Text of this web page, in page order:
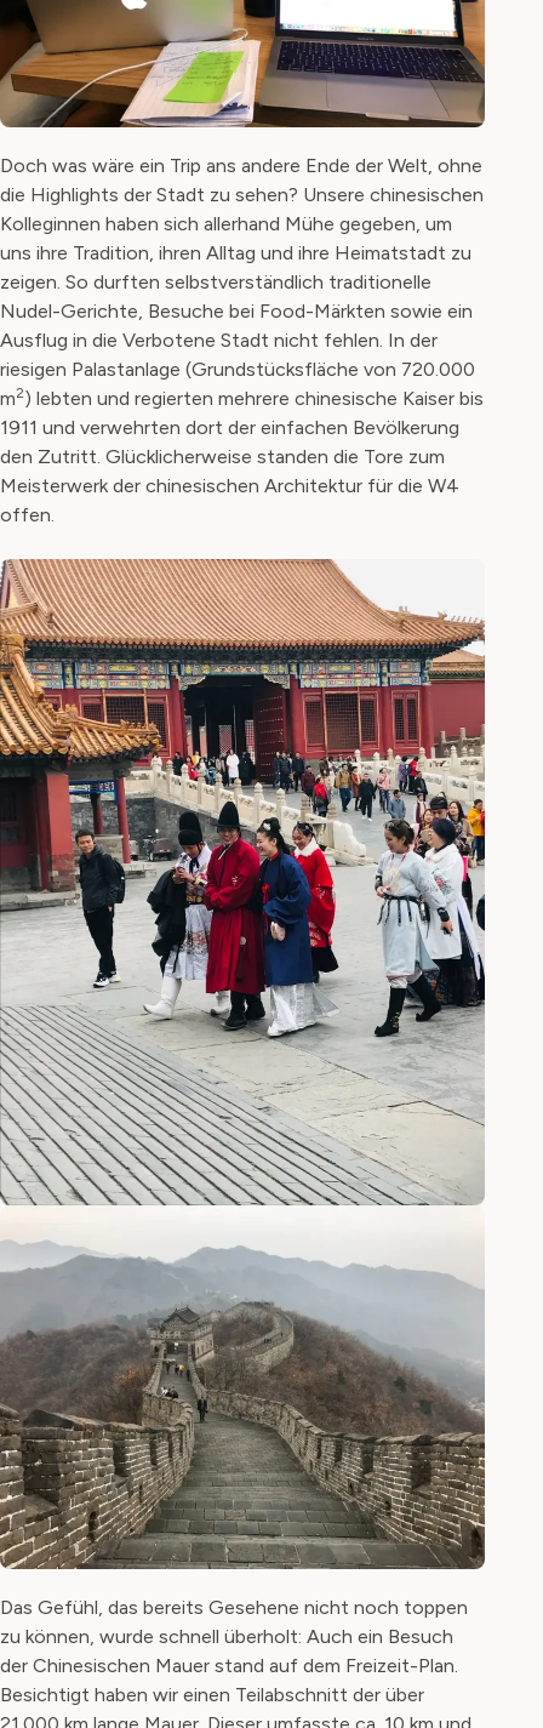
Doch was wäre ein Trip ans andere Ende der Welt, ohne
die Highlights der Stadt zu sehen? Unsere chinesischen
Kolleginnen haben sich allerhand Mühe gegeben, um
uns ihre Tradition, ihren Alltag und ihre Heimatstadt zu
zeigen. So durften selbstverständlich traditionelle
Nudel-Gerichte, Besuche bei Food-Märkten sowie ein
Ausflug in die Verbotene Stadt nicht fehlen. In der
riesigen Palastanlage (Grundstücksfläche von 720.000
m2) lebten und regierten mehrere chinesische Kaiser bis
1911 und verwehrten dort der einfachen Bevölkerung
den Zutritt. Glücklicherweise standen die Tore zum
Meisterwerk der chinesischen Architektur für die W4
offen.
Das Gefühl, das bereits Gesehene nicht noch toppen
zu können, wurde schnell überholt: Auch ein Besuch
der Chinesischen Mauer stand auf dem Freizeit-Plan.
Besichtigt haben wir einen Teilabschnitt der über